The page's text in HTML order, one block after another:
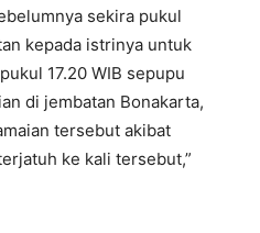
sekira pukul
kepada istrinya untuk
17.20 WIB sepupu
di jembatan Bonakarta,
tersebut akibat
ke kali tersebut,”